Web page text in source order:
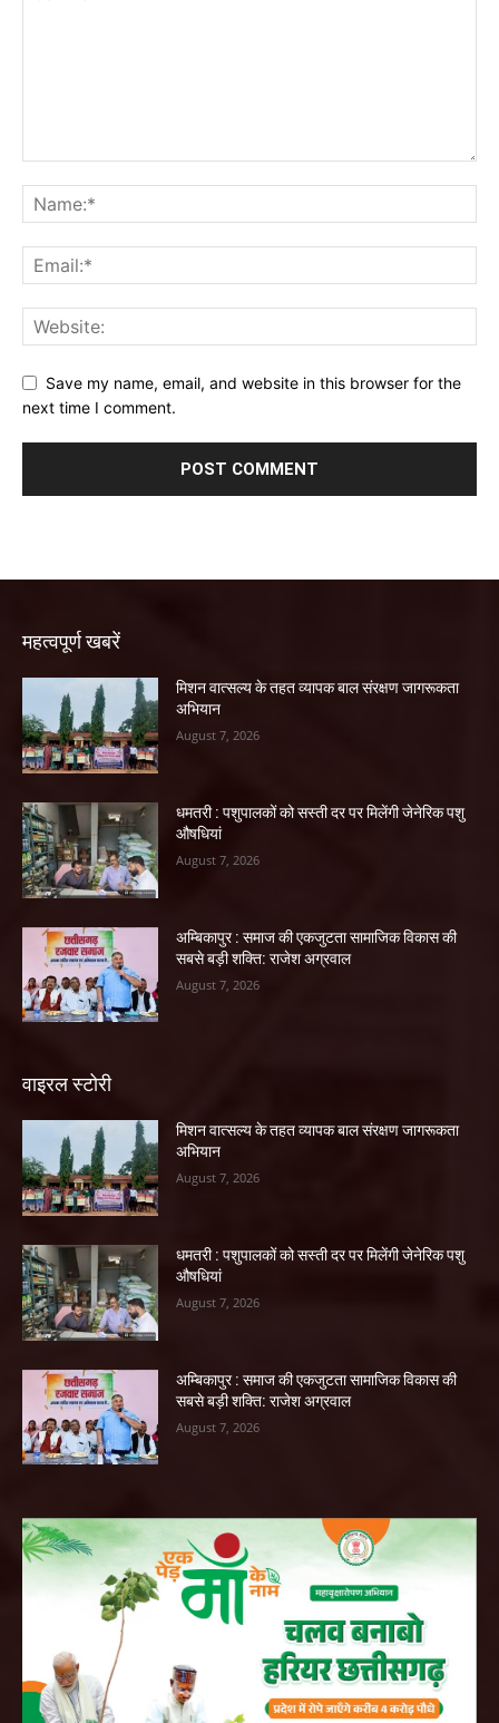
Save my name, email, and website in this browser for the
next time I comment.
महत्वपूर्ण खबरें
मिशन वात्सल्य के तहत व्यापक बाल संरक्षण जागरूकता
अभियान
August 7, 2026
धमतरी : पशुपालकों को सस्ती दर पर मिलेंगी जेनेरिक पशु
औषधियां
August 7, 2026
अम्बिकापुर : समाज की एकजुटता सामाजिक विकास की
सबसे बड़ी शक्ति: राजेश अग्रवाल
August 7, 2026
वाइरल स्टोरी
मिशन वात्सल्य के तहत व्यापक बाल संरक्षण जागरूकता
अभियान
August 7, 2026
धमतरी : पशुपालकों को सस्ती दर पर मिलेंगी जेनेरिक पशु
औषधियां
August 7, 2026
अम्बिकापुर : समाज की एकजुटता सामाजिक विकास की
सबसे बड़ी शक्ति: राजेश अग्रवाल
August 7, 2026